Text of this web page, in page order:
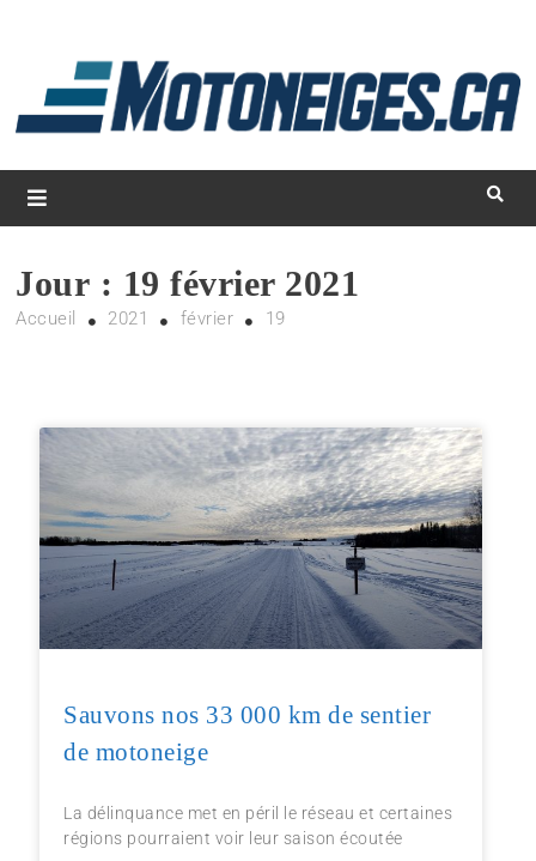
Magazine Motoneiges.ca
Jour : 19 février 2021
Accueil 2021 février 19
Sauvons nos 33 000 km de sentier
de motoneige
La délinquance met en péril le réseau et certaines
régions pourraient voir leur saison écoutée